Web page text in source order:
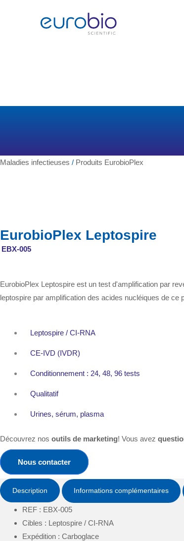
Maladies infectieuses / Produits EurobioPlex
EurobioPlex Leptospire
EBX-005
EurobioPlex Leptospire est un test d'amplification par
leptospire par amplification des acides nucléiques de ce
Leptospire / CI-RNA
CE-IVD (IVDR)
Conditionnement : 24, 48, 96 tests
Qualitatif
Urines, sérum, plasma
Découvrez nos outils de marketing! Vous avez
Nous contacter
Description Informations complémentaires
REF : EBX-005
Cibles : Leptospire / CI-RNA
Expédition : Carboglace